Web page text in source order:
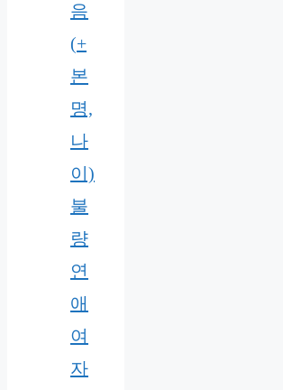
음
(+
본
명,
나
이)
불
량
연
애
여
자